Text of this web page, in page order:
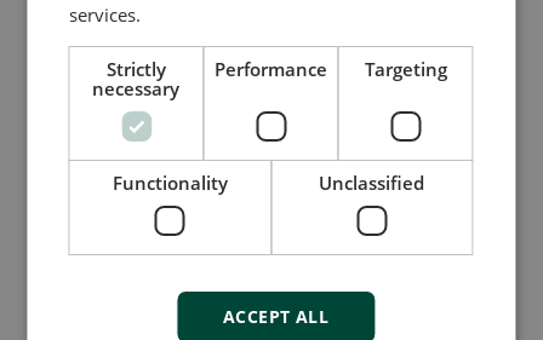
testada
Design disponível nos tamanhos Q96,
Q72 e Q144,
padrão DIN (nem todas as
combinações)
More details
services.
Strictly
necessary
Performance Targeting
Functionality Unclassified
ACCEPT ALL